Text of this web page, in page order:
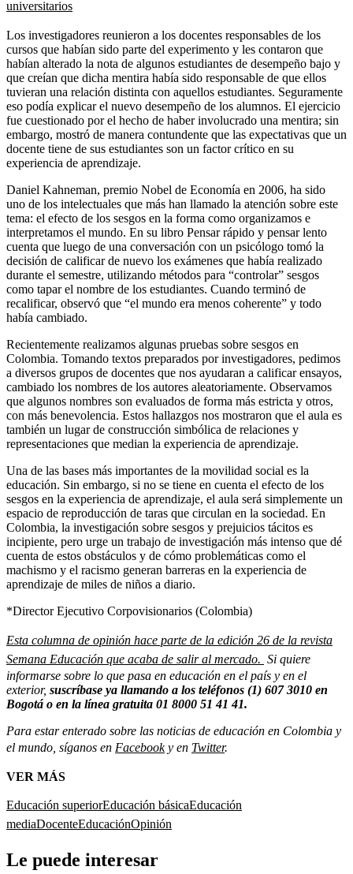
universitarios
Los investigadores reunieron a los docentes responsables de los
cursos que habían sido parte del experimento y les contaron que
habían alterado la nota de algunos estudiantes de desempeño bajo y
que creían que dicha mentira había sido responsable de que ellos
tuvieran una relación distinta con aquellos estudiantes. Seguramente
eso podía explicar el nuevo desempeño de los alumnos. El ejercicio
fue cuestionado por el hecho de haber involucrado una mentira; sin
embargo, mostró de manera contundente que las expectativas que un
docente tiene de sus estudiantes son un factor crítico en su
experiencia de aprendizaje.
Daniel Kahneman, premio Nobel de Economía en 2006, ha sido
uno de los intelectuales que más han llamado la atención sobre este
tema: el efecto de los sesgos en la forma como organizamos e
interpretamos el mundo. En su libro Pensar rápido y pensar lento
cuenta que luego de una conversación con un psicólogo tomó la
decisión de calificar de nuevo los exámenes que había realizado
durante el semestre, utilizando métodos para “controlar” sesgos
como tapar el nombre de los estudiantes. Cuando terminó de
recalificar, observó que “el mundo era menos coherente” y todo
había cambiado.
Recientemente realizamos algunas pruebas sobre sesgos en
Colombia. Tomando textos preparados por investigadores, pedimos
a diversos grupos de docentes que nos ayudaran a calificar ensayos,
cambiado los nombres de los autores aleatoriamente. Observamos
que algunos nombres son evaluados de forma más estricta y otros,
con más benevolencia. Estos hallazgos nos mostraron que el aula es
también un lugar de construcción simbólica de relaciones y
representaciones que median la experiencia de aprendizaje.
Una de las bases más importantes de la movilidad social es la
educación. Sin embargo, si no se tiene en cuenta el efecto de los
sesgos en la experiencia de aprendizaje, el aula será simplemente un
espacio de reproducción de taras que circulan en la sociedad. En
Colombia, la investigación sobre sesgos y prejuicios tácitos es
incipiente, pero urge un trabajo de investigación más intenso que dé
cuenta de estos obstáculos y de cómo problemáticas como el
machismo y el racismo generan barreras en la experiencia de
aprendizaje de miles de niños a diario.
*Director Ejecutivo Corpovisionarios (Colombia)
Esta columna de opinión hace parte de la edición 26 de la revista
Semana Educación que acaba de salir al mercado. Si quiere
informarse sobre lo que pasa en educación en el país y en el
exterior, suscríbase ya llamando a los teléfonos (1) 607 3010 en
Bogotá o en la línea gratuita 01 8000 51 41 41.
Para estar enterado sobre las noticias de educación en Colombia y
el mundo, síganos en Facebook y en Twitter.
VER MÁS
Educación superiorEducación básicaEducación
mediaDocenteEducaciónOpinión
Le puede interesar